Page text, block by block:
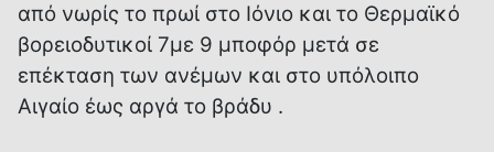
από νωρίς το πρωί στο Ιόνιο και το Θερμαϊκό
βορειοδυτικοί 7με 9 μποφόρ μετά σε
επέκταση των ανέμων και στο υπόλοιπο
Αιγαίο έως αργά το βράδυ .